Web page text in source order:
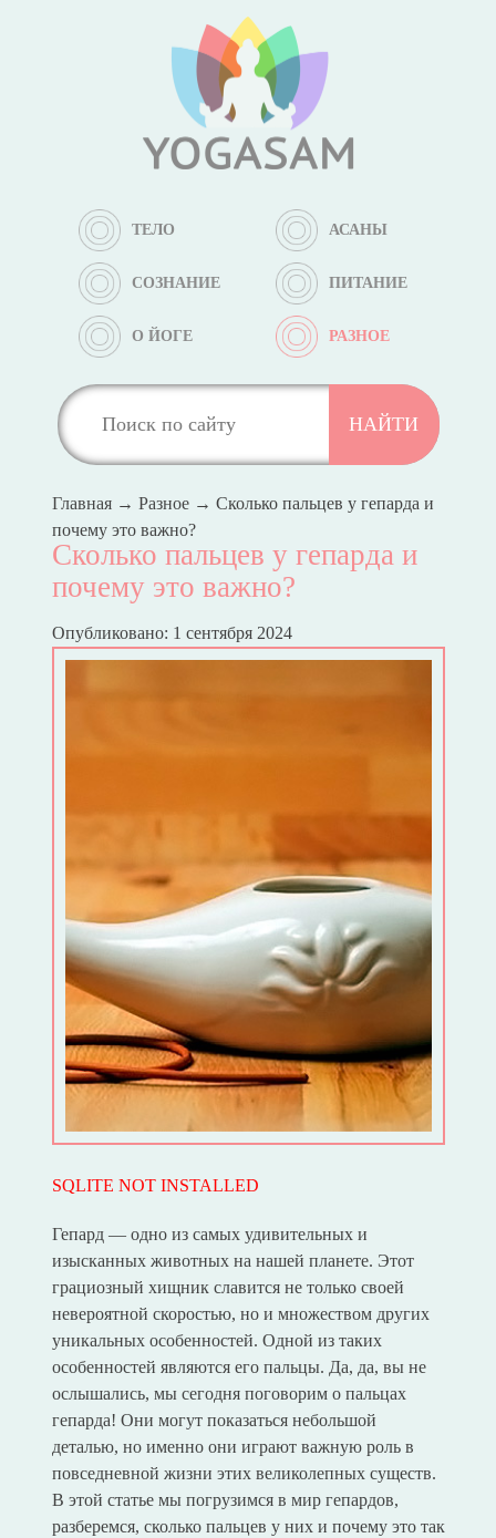
ТЕЛО АСАНЫ
СОЗНАНИЕ ПИТАНИЕ
О ЙОГЕ РАЗНОЕ
Главная→ Разное→ Сколько пальцев у гепарда и
почему это важно?
Сколько пальцев у гепарда и
почему это важно?
Опубликовано: 1 сентября 2024
SQLITE NOT INSTALLED
Гепард — одно из самых удивительных и
изысканных животных на нашей планете. Этот
грациозный хищник славится не только своей
невероятной скоростью, но и множеством других
уникальных особенностей. Одной из таких
особенностей являются его пальцы. Да, да, вы не
ослышались, мы сегодня поговорим о пальцах
гепарда! Они могут показаться небольшой
деталью, но именно они играют важную роль в
повседневной жизни этих великолепных существ.
В этой статье мы погрузимся в мир гепардов,
разберемся, сколько пальцев у них и почему это так